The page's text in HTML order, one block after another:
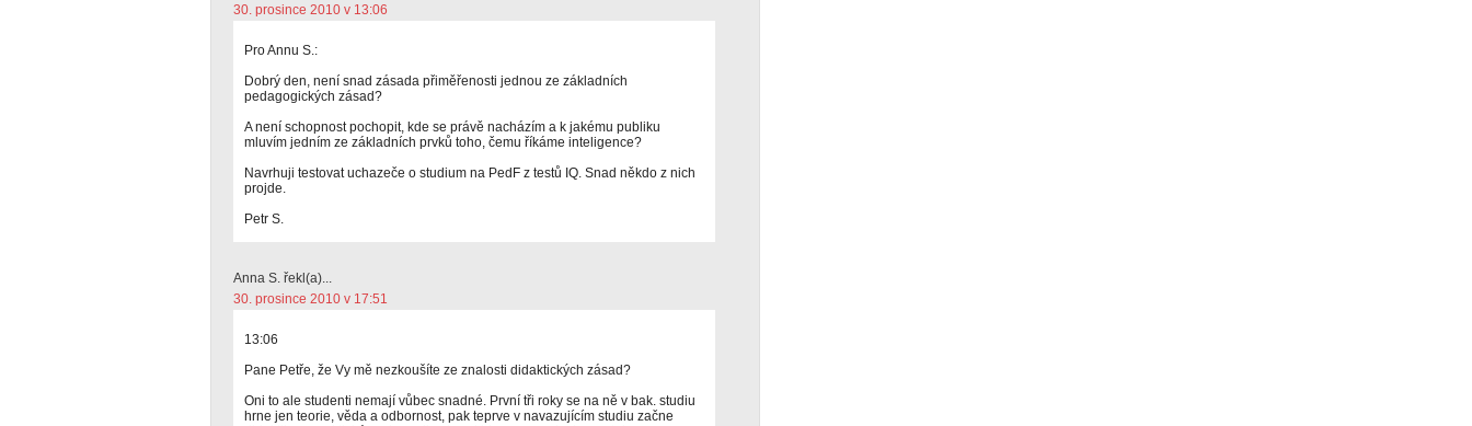
30. prosince 2010 v 13:06
Pro Annu S.:
Dobrý den, není snad zásada přiměřenosti jednou ze základních
pedagogických zásad?
A není schopnost pochopit, kde se právě nacházím a k jakému publiku
mluvím jedním ze základních prvků toho, čemu říkáme inteligence?
Navrhuji testovat uchazeče o studium na PedF z testů IQ. Snad někdo z nich
projde.
Petr S.
Anna S. řekl(a)...
30. prosince 2010 v 17:51
13:06
Pane Petře, že Vy mě nezkoušíte ze znalosti didaktických zásad?
Oni to ale studenti nemají vůbec snadné. První tři roky se na ně v bak. studiu
hrne jen teorie, věda a odbornost, pak teprve v navazujícím studiu začne